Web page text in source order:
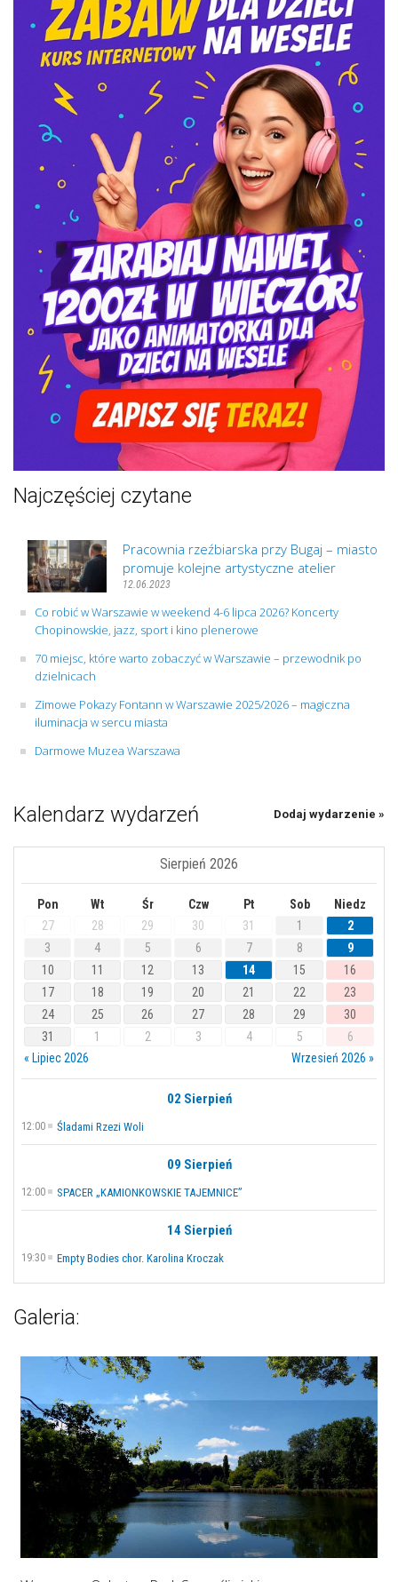
Najczęściej czytane
Pracownia rzeźbiarska przy Bugaj – miasto
promuje kolejne artystyczne atelier
12.06.2023
Co robić w Warszawie w weekend 4-6 lipca 2026? Koncerty
Chopinowskie, jazz, sport i kino plenerowe
70 miejsc, które warto zobaczyć w Warszawie – przewodnik po
dzielnicach
Zimowe Pokazy Fontann w Warszawie 2025/2026 – magiczna
iluminacja w sercu miasta
Darmowe Muzea Warszawa
Kalendarz wydarzeń Dodaj wydarzenie »
Sierpień 2026
Pon Wt Śr Czw Pt Sob
Niedz
27
28 29 30 31 1
2
3
4 5 6 7 8
9
10
11 12 13 14 15
16
17
18 19 20 21 22
23
24
25 26 27 28 29
30
31
1 2 3 4 5
6
« Lipiec 2026
Wrzesień 2026 »
02 Sierpień
12:00 Śladami Rzezi Woli
09 Sierpień
12:00 SPACER „KAMIONKOWSKIE TAJEMNICE”
14 Sierpień
19:30 Empty Bodies chor. Karolina Kroczak
Galeria: